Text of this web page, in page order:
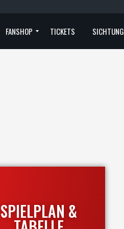
FANSHOP TICKETS SICHTUNG
SPIELPLAN &